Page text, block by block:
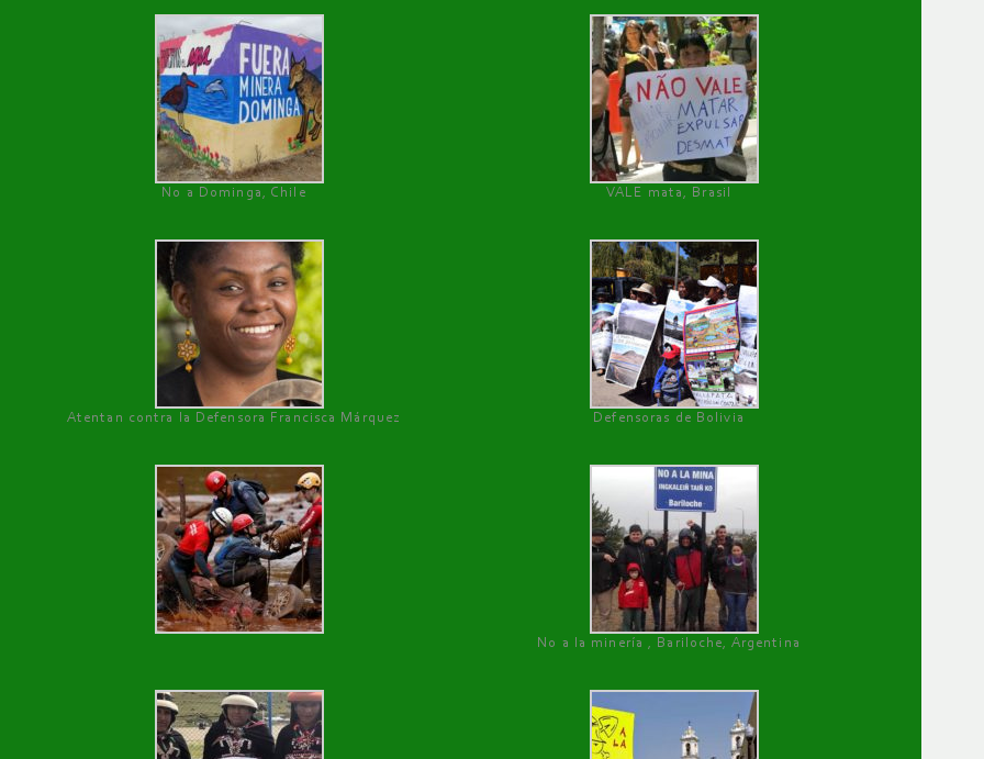
No a Dominga, Chile
VALE mata, Brasil
Atentan contra la Defensora Francisca Márquez Defensoras de Bolivia
No a la minería , Bariloche, Argentina